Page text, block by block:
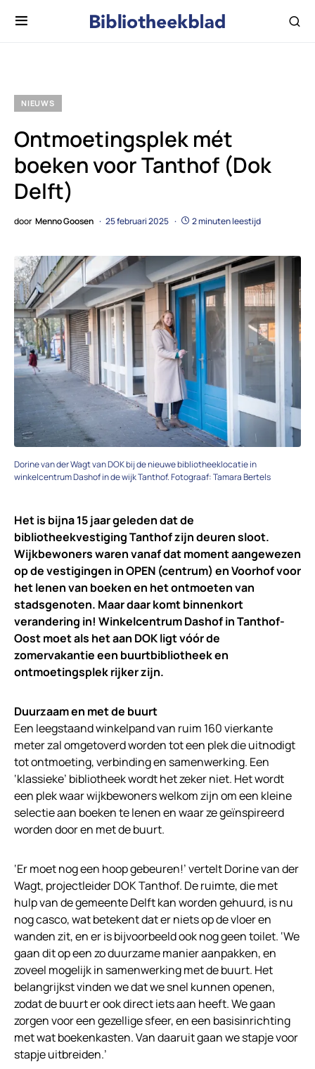
NIEUWS
Ontmoetingsplek mét
boeken voor Tanthof (Dok
Delft)
door Menno Goosen 25 februari 2025 2 minuten leestijd
Dorine van der Wagt van DOK bij de nieuwe bibliotheeklocatie in
winkelcentrum Dashof in de wijk Tanthof. Fotograaf: Tamara Bertels
Het is bijna 15 jaar geleden dat de
bibliotheekvestiging Tanthof zijn deuren sloot.
Wijkbewoners waren vanaf dat moment aangewezen
op de vestigingen in OPEN (centrum) en Voorhof voor
het lenen van boeken en het ontmoeten van
stadsgenoten. Maar daar komt binnenkort
verandering in! Winkelcentrum Dashof in Tanthof-
Oost moet als het aan DOK ligt vóór de
zomervakantie een buurtbibliotheek en
ontmoetingsplek rijker zijn.
Duurzaam en met de buurt
Een leegstaand winkelpand van ruim 160 vierkante
meter zal omgetoverd worden tot een plek die uitnodigt
tot ontmoeting, verbinding en samenwerking. Een
‘klassieke’ bibliotheek wordt het zeker niet. Het wordt
een plek waar wijkbewoners welkom zijn om een kleine
selectie aan boeken te lenen en waar ze geïnspireerd
worden door en met de buurt.
‘Er moet nog een hoop gebeuren!’ vertelt Dorine van der
Wagt, projectleider DOK Tanthof. De ruimte, die met
hulp van de gemeente Delft kan worden gehuurd, is nu
nog casco, wat betekent dat er niets op de vloer en
wanden zit, en er is bijvoorbeeld ook nog geen toilet. ‘We
gaan dit op een zo duurzame manier aanpakken, en
zoveel mogelijk in samenwerking met de buurt. Het
belangrijkst vinden we dat we snel kunnen openen,
zodat de buurt er ook direct iets aan heeft. We gaan
zorgen voor een gezellige sfeer, en een basisinrichting
met wat boekenkasten. Van daaruit gaan we stapje voor
stapje uitbreiden.’